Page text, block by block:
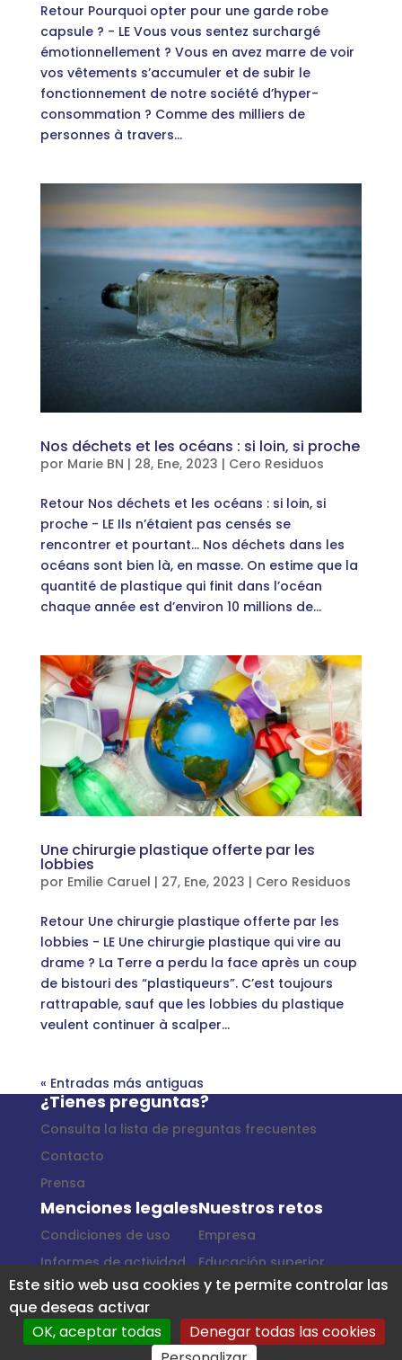
Retour Pourquoi opter pour une garde robe
capsule ? - LE Vous vous sentez surchargé
émotionnellement ? Vous en avez marre de voir
vos vêtements s’accumuler et de subir le
fonctionnement de notre société d’hyper-
consommation ? Comme des milliers de
personnes à travers...
Nos déchets et les océans : si loin, si proche
por Marie BN | 28, Ene, 2023 | Cero Residuos
Retour Nos déchets et les océans : si loin, si
proche - LE Ils n’étaient pas censés se
rencontrer et pourtant… Nos déchets dans les
océans sont bien là, en masse. On estime que la
quantité de plastique qui finit dans l’océan
chaque année est d’environ 10 millions de...
Une chirurgie plastique offerte par les
lobbies
por Emilie Caruel | 27, Ene, 2023 | Cero Residuos
Retour Une chirurgie plastique offerte par les
lobbies - LE Une chirurgie plastique qui vire au
drame ? La Terre a perdu la face après un coup
de bistouri des “plastiqueurs”. C’est toujours
rattrapable, sauf que les lobbies du plastique
veulent continuer à scalper...
« Entradas más antiguas
¿Tienes preguntas?
Consulta la lista de preguntas frecuentes
Contacto
Prensa
Menciones legales
Condiciones de uso
Informes de actividad
Nuestros retos
Empresa
Educación superior
Colectividad
Escolares
Entre amigos
Este sitio web usa cookies y te permite controlar las
que deseas activar
OK, aceptar todas
Denegar todas las cookies